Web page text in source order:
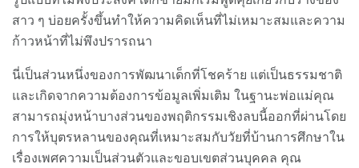
สาว ๆ บ่อยครั้งขึ้นทำให้ความคิดเห็นที่ไม่เหมาะสมและความ
ก้าวหน้าที่ไม่พึงปรารถนา
นี่เป็นส่วนหนึ่งของการพัฒนาเด็กที่โชคร้าย แต่เป็นธรรมชาติ
และเกิดจากความต้องการข้อมูลเพิ่มเติม ในฐานะพ่อแม่คุณ
สามารถมุ่งหน้าบางส่วนของพฤติกรรมเชิงลบนี้ออกที่ผ่านโดย
การให้บุตรหลานของคุณที่เหมาะสมกับวัยที่บ้านการศึกษาใน
เรื่องเพศความเป็นส่วนตัวและขอบเขตส่วนบุคคล คุณ